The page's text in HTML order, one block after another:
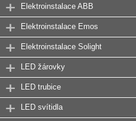
Elektroinstalace ABB
Elektroinstalace Emos
Elektroinstalace Solight
LED žárovky
LED trubice
LED svítidla